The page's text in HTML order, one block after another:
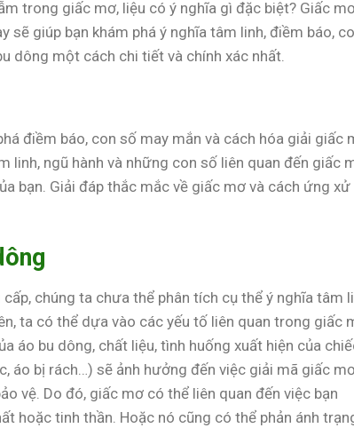
trong giấc mơ, liệu có ý nghĩa gì đặc biệt? Giấc
sẽ giúp bạn khám phá ý nghĩa tâm linh, điềm báo,
dông một cách chi tiết và chính xác nhất.
điềm báo, con số may mắn và cách hóa giải giấc
linh, ngũ hành và những con số liên quan đến giấc
bạn. Giải đáp thắc mắc về giấc mơ và cách ứng xử
chúng ta chưa thể phân tích cụ thể ý nghĩa tâm
ta có thể dựa vào các yếu tố liên quan trong giấc
áo bu dông, chất liệu, tình huống xuất hiện của
áo bị rách…) sẽ ảnh hưởng đến việc giải mã giấc
vệ. Do đó, giấc mơ có thể liên quan đến việc bạn
hoặc tinh thần. Hoặc nó cũng có thể phản ánh